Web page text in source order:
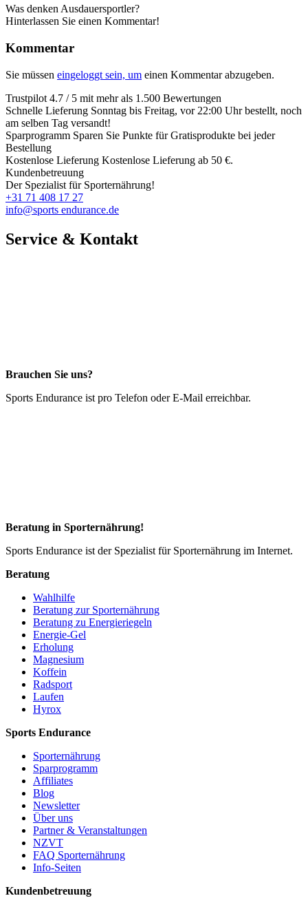
Was denken Ausdauersportler?
Hinterlassen Sie einen Kommentar!
Kommentar
Sie müssen eingeloggt sein, um einen Kommentar abzugeben.
Trustpilot 4.7 / 5 mit mehr als 1.500 Bewertungen
Schnelle Lieferung Sonntag bis Freitag, vor 22:00 Uhr bestellt, noch
am selben Tag versandt!
Sparprogramm Sparen Sie Punkte für Gratisprodukte bei jeder
Bestellung
Kostenlose Lieferung Kostenlose Lieferung ab 50 €.
Kundenbetreuung
Der Spezialist für Sporternährung!
+31 71 408 17 27
info@sports endurance.de
Service & Kontakt
Brauchen Sie uns?
Sports Endurance ist pro Telefon oder E-Mail erreichbar.
Beratung in Sporternährung!
Sports Endurance ist der Spezialist für Sporternährung im Internet.
Beratung
Wahlhilfe
Beratung zur Sporternährung
Beratung zu Energieriegeln
Energie-Gel
Erholung
Magnesium
Koffein
Radsport
Laufen
Hyrox
Sports Endurance
Sporternährung
Sparprogramm
Affiliates
Blog
Newsletter
Über uns
Partner & Veranstaltungen
NZVT
FAQ Sporternährung
Info-Seiten
Kundenbetreuung